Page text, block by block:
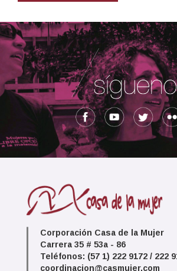
Corporación Casa de la Mujer
Carrera 35 # 53a - 86
Teléfonos: (57 1) 222 9172 / 222
coordinacion@casmujer.com